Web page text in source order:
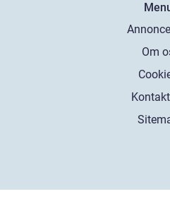
Om